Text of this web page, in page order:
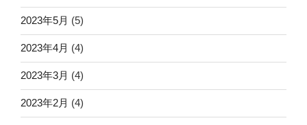
2023年5月 (5)
2023年4月 (4)
2023年3月 (4)
2023年2月 (4)